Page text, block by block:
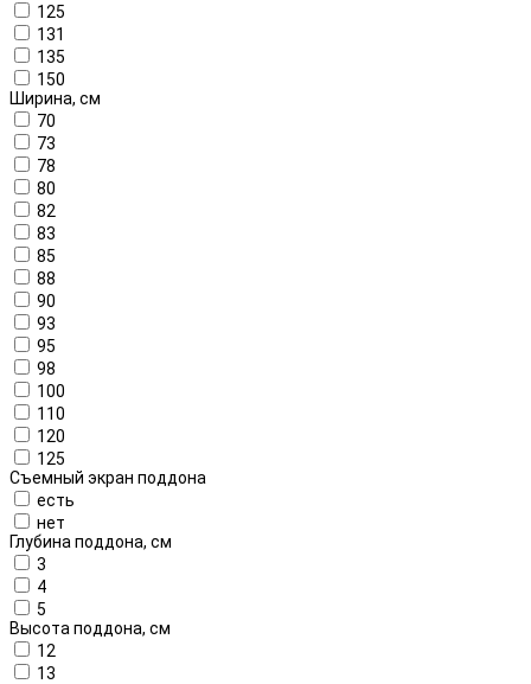
125
131
135
150
Ширина, см
70
73
78
80
82
83
85
88
90
93
95
98
100
110
120
125
Съемный экран поддона
есть
нет
Глубина поддона, см
3
4
5
Высота поддона, см
12
13